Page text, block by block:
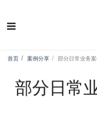
首页 案例分享 部分日常业务
部分日常